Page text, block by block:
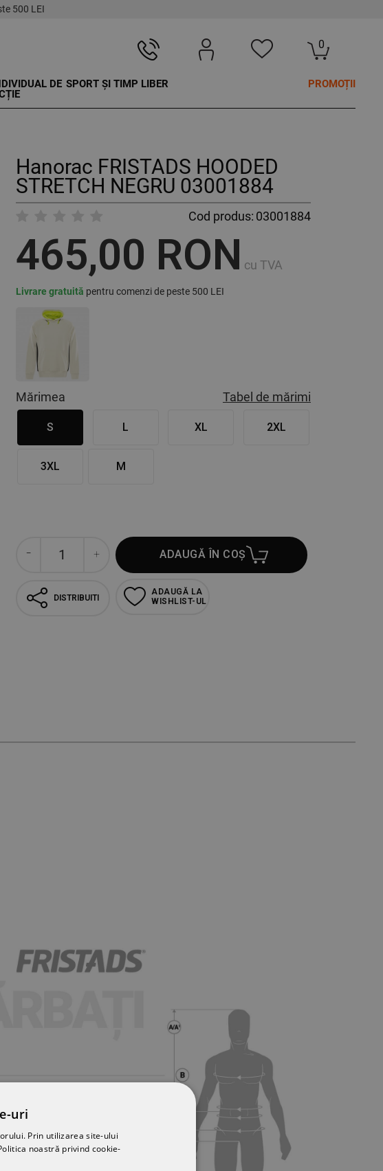
500 LEI
0
DE SPORT ȘI TIMP LIBER PROMOȚII
Hanorac FRISTADS HOODED
STRETCH NEGRU 03001884
Cod produs: 03001884
465,00 RON cu TVA
Livrare gratuită pentru comenzi de peste 500 LEI
Mărimea Tabel de mărimi
S L XL 2XL
3XL M
ADAUGĂ ÎN COȘ
DISTRIBUITI
ADAUGĂ LA
WISHLIST-UL
uri
Prin utilizarea site-ului
noastră privind cookie-